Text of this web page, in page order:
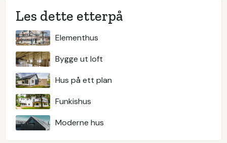
Les dette etterpå
Elementhus
Bygge ut loft
Hus på ett plan
Funkishus
Moderne hus